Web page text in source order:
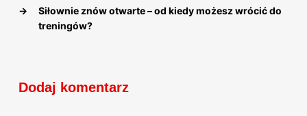
→
Siłownie znów otwarte – od kiedy możesz wrócić do
treningów?
Dodaj komentarz